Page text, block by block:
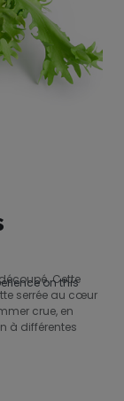
Cette
serrée au cœur
crue, en
à différentes
on this